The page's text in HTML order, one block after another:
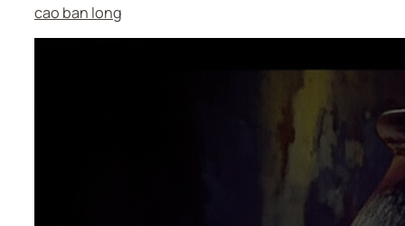
cao ban long